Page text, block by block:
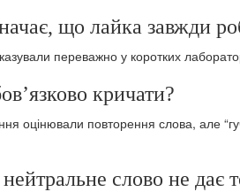
що лайка завжди
переважно у коротких
кричати?
оцінювали повторення слова, але
слово не дає